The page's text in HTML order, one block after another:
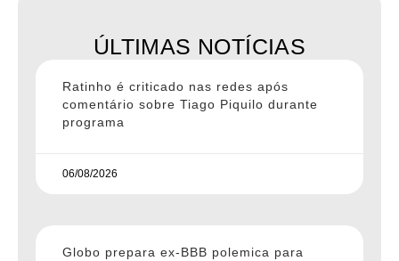
ÚLTIMAS NOTÍCIAS
Ratinho é criticado nas redes após
comentário sobre Tiago Piquilo durante
programa
06/08/2026
Globo prepara ex-BBB polemica para